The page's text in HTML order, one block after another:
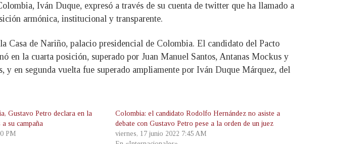
Iván Duque, expresó a través de su cuenta de twitter que ha llamado a
armónica, institucional y transparente.
de Nariño, palacio presidencial de Colombia. El candidato del Pacto
en la cuarta posición, superado por Juan Manuel Santos, Antanas Mockus y
en segunda vuelta fue superado ampliamente por Iván Duque Márquez, del
Gustavo Petro declara en la
su campaña
PM
Colombia: el candidato Rodolfo Hernández no asiste a
debate con Gustavo Petro pese a la orden de un juez
viernes, 17 junio 2022 7:45 AM